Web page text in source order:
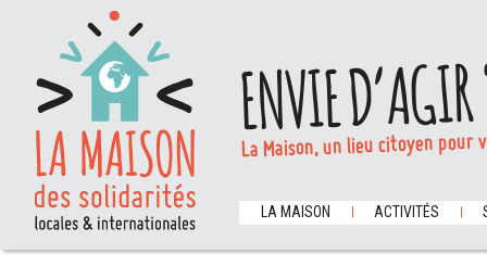
ENVIE
La Maison, un lieu citoyen
LA MAISON ACTIVITÉS